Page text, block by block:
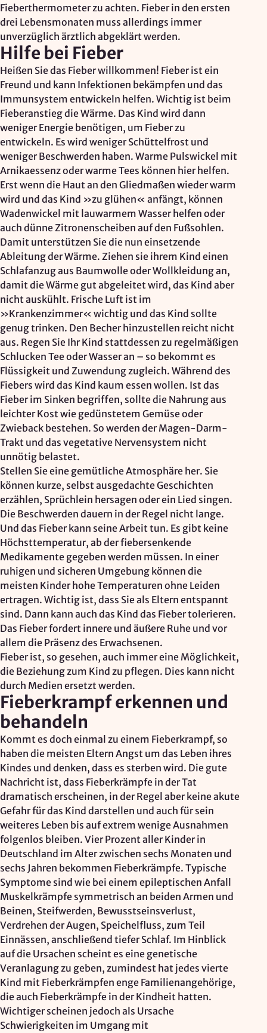
Fieberthermometer zu achten. Fieber in den ersten
drei Lebensmonaten muss allerdings immer
unverzüglich ärztlich abgeklärt werden.
Hilfe bei Fieber
Heißen Sie das Fieber willkommen! Fieber ist ein
Freund und kann Infektionen bekämpfen und das
Immunsystem entwickeln helfen. Wichtig ist beim
Fieberanstieg die Wärme. Das Kind wird dann
weniger Energie benötigen, um Fieber zu
entwickeln. Es wird weniger Schüttelfrost und
weniger Beschwerden haben. Warme Pulswickel mit
Arnikaessenz oder warme Tees können hier helfen.
Erst wenn die Haut an den Gliedmaßen wieder warm
wird und das Kind »zu glühen« anfängt, können
Wadenwickel mit lauwarmem Wasser helfen oder
auch dünne Zitronenscheiben auf den Fußsohlen.
Damit unterstützen Sie die nun einsetzende
Ableitung der Wärme. Ziehen sie ihrem Kind einen
Schlafanzug aus Baumwolle oder Wollkleidung an,
damit die Wärme gut abgeleitet wird, das Kind aber
nicht auskühlt. Frische Luft ist im
»Krankenzimmer« wichtig und das Kind sollte
genug trinken. Den Becher hinzustellen reicht nicht
aus. Regen Sie Ihr Kind stattdessen zu regelmäßigen
Schlucken Tee oder Wasser an – so bekommt es
Flüssigkeit und Zuwendung zugleich. Während des
Fiebers wird das Kind kaum essen wollen. Ist das
Fieber im Sinken begriffen, sollte die Nahrung aus
leichter Kost wie gedünstetem Gemüse oder
Zwieback bestehen. So werden der Magen-Darm-
Trakt und das vegetative Nervensystem nicht
unnötig belastet.
Stellen Sie eine gemütliche Atmosphäre her. Sie
können kurze, selbst ausgedachte Geschichten
erzählen, Sprüchlein hersagen oder ein Lied singen.
Die Beschwerden dauern in der Regel nicht lange.
Und das Fieber kann seine Arbeit tun. Es gibt keine
Höchsttemperatur, ab der fiebersenkende
Medikamente gegeben werden müssen. In einer
ruhigen und sicheren Umgebung können die
meisten Kinder hohe Temperaturen ohne Leiden
ertragen. Wichtig ist, dass Sie als Eltern entspannt
sind. Dann kann auch das Kind das Fieber tolerieren.
Das Fieber fordert innere und äußere Ruhe und vor
allem die Präsenz des Erwachsenen.
Fieber ist, so gesehen, auch immer eine Möglichkeit,
die Beziehung zum Kind zu pflegen. Dies kann nicht
durch Medien ersetzt werden.
Fieberkrampf erkennen und
behandeln
Kommt es doch einmal zu einem Fieberkrampf, so
haben die meisten Eltern Angst um das Leben ihres
Kindes und denken, dass es sterben wird. Die gute
Nachricht ist, dass Fieberkrämpfe in der Tat
dramatisch erscheinen, in der Regel aber keine akute
Gefahr für das Kind darstellen und auch für sein
weiteres Leben bis auf extrem wenige Ausnahmen
folgenlos bleiben. Vier Prozent aller Kinder in
Deutschland im Alter zwischen sechs Monaten und
sechs Jahren bekommen Fieberkrämpfe. Typische
Symptome sind wie bei einem epileptischen Anfall
Muskelkrämpfe symmetrisch an beiden Armen und
Beinen, Steifwerden, Bewusstseinsverlust,
Verdrehen der Augen, Speichelfluss, zum Teil
Einnässen, anschließend tiefer Schlaf. Im Hinblick
auf die Ursachen scheint es eine genetische
Veranlagung zu geben, zumindest hat jedes vierte
Kind mit Fieberkrämpfen enge Familienangehörige,
die auch Fieberkrämpfe in der Kindheit hatten.
Wichtiger scheinen jedoch als Ursache
Schwierigkeiten im Umgang mit